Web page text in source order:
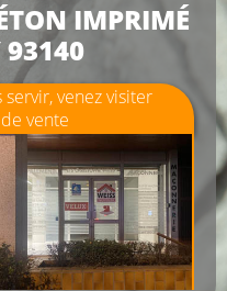
IMPRIMÉ
93140
venez visiter
vente